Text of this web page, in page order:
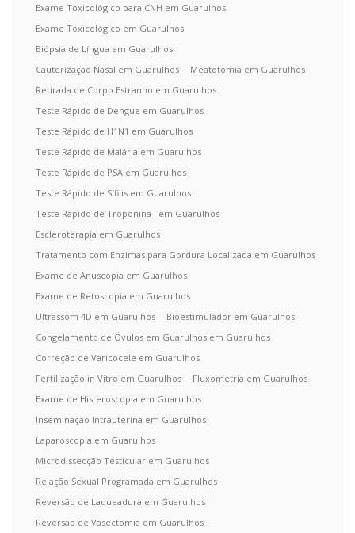
Exame Toxicológico para CNH em Guarulhos
Exame Toxicológico em Guarulhos
Biópsia de Língua em Guarulhos
Cauterização Nasal em Guarulhos
Meatotomia em Guarulhos
Retirada de Corpo Estranho em Guarulhos
Teste Rápido de Dengue em Guarulhos
Teste Rápido de H1N1 em Guarulhos
Teste Rápido de Malária em Guarulhos
Teste Rápido de PSA em Guarulhos
Teste Rápido de Sífilis em Guarulhos
Teste Rápido de Troponina I em Guarulhos
Escleroterapia em Guarulhos
Tratamento com Enzimas para Gordura Localizada em Guarulhos
Exame de Anuscopia em Guarulhos
Exame de Retoscopia em Guarulhos
Ultrassom 4D em Guarulhos
Bioestimulador em Guarulhos
Congelamento de Óvulos em Guarulhos em Guarulhos
Correção de Varicocele em Guarulhos
Fertilização in Vitro em Guarulhos
Fluxometria em Guarulhos
Exame de Histeroscopia em Guarulhos
Inseminação Intrauterina em Guarulhos
Laparoscopia em Guarulhos
Microdissecção Testicular em Guarulhos
Relação Sexual Programada em Guarulhos
Reversão de Laqueadura em Guarulhos
Reversão de Vasectomia em Guarulhos